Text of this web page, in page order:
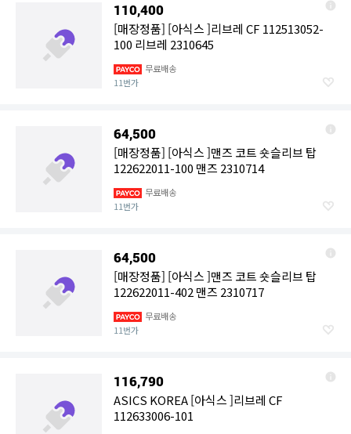
110,400
[매장정품] [아식스 ]리브레 CF 112513052-
100 리브레 2310645
무료배송
11번가
64,500
[매장정품] [아식스 ]맨즈 코트 숏슬리브 탑
122622011-100 맨즈 2310714
무료배송
11번가
64,500
[매장정품] [아식스 ]맨즈 코트 숏슬리브 탑
122622011-402 맨즈 2310717
무료배송
11번가
116,790
ASICS KOREA [아식스 ]리브레 CF
112633006-101